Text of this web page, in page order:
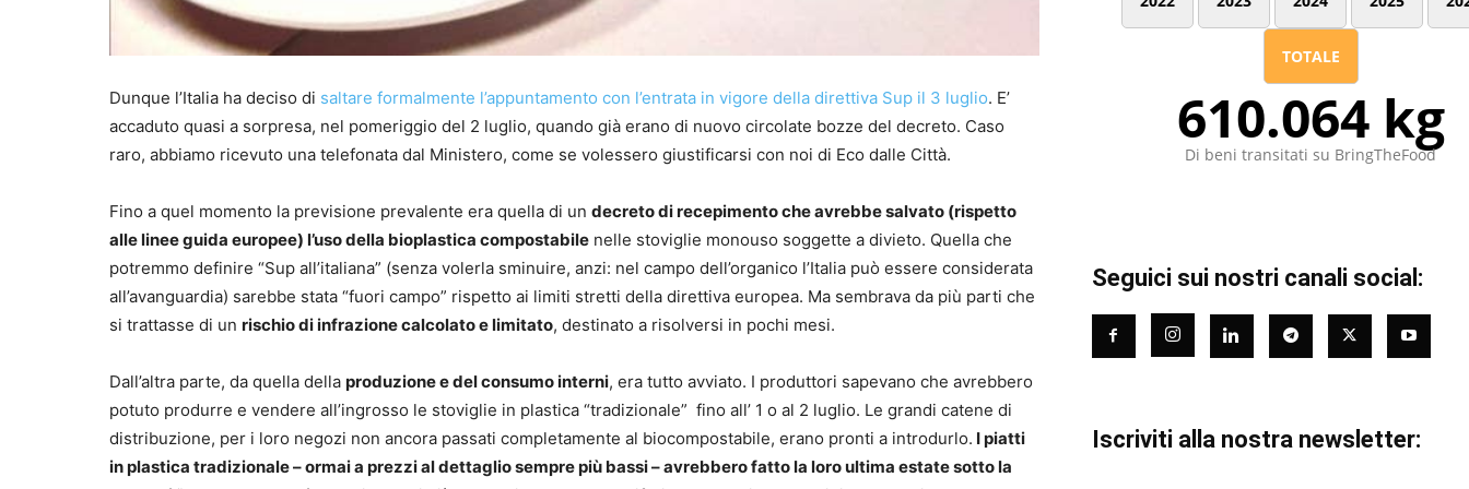
Dunque l’Italia ha deciso di saltare formalmente l’appuntamento con l’entrata in vigore della direttiva Sup il 3 luglio. E’
accaduto quasi a sorpresa, nel pomeriggio del 2 luglio, quando già erano di nuovo circolate bozze del decreto. Caso
raro, abbiamo ricevuto una telefonata dal Ministero, come se volessero giustificarsi con noi di Eco dalle Città.
Fino a quel momento la previsione prevalente era quella di un decreto di recepimento che avrebbe salvato (rispetto
alle linee guida europee) l’uso della bioplastica compostabile nelle stoviglie monouso soggette a divieto. Quella che
potremmo definire “Sup all’italiana” (senza volerla sminuire, anzi: nel campo dell’organico l’Italia può essere considerata
all’avanguardia) sarebbe stata “fuori campo” rispetto ai limiti stretti della direttiva europea. Ma sembrava da più parti che
si trattasse di un rischio di infrazione calcolato e limitato, destinato a risolversi in pochi mesi.
Dall’altra parte, da quella della produzione e del consumo interni, era tutto avviato. I produttori sapevano che avrebbero
potuto produrre e vendere all’ingrosso le stoviglie in plastica “tradizionale” fino all’ 1 o al 2 luglio. Le grandi catene di
distribuzione, per i loro negozi non ancora passati completamente al biocompostabile, erano pronti a introdurlo. I piatti
in plastica tradizionale – ormai a prezzi al dettaglio sempre più bassi – avrebbero fatto la loro ultima estate sotto la
TOTALE
610.064 kg
Di beni transitati su BringTheFood
Seguici sui nostri canali social:
Iscriviti alla nostra newsletter: